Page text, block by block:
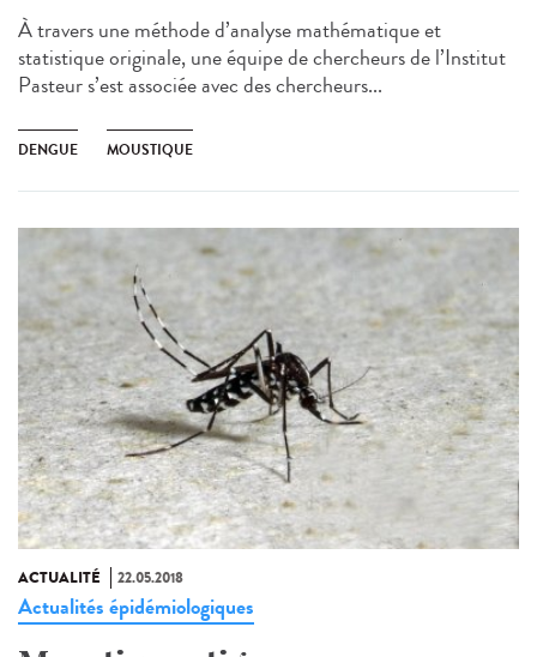
À travers une méthode d’analyse mathématique et
statistique originale, une équipe de chercheurs de l’Institut
Pasteur s’est associée avec des chercheurs...
DENGUE MOUSTIQUE
ACTUALITÉ 22.05.2018
Actualités épidémiologiques